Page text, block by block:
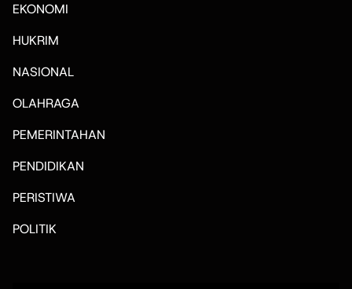
EKONOMI
HUKRIM
NASIONAL
OLAHRAGA
PEMERINTAHAN
PENDIDIKAN
PERISTIWA
POLITIK